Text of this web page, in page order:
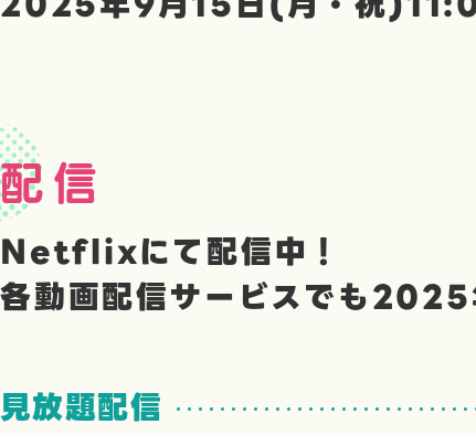
配信
Netflixにて配信中！
各動画配信サービスでも2025
見放題配信